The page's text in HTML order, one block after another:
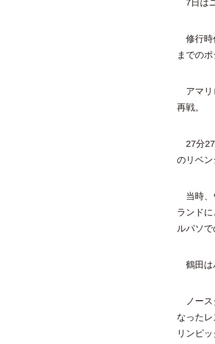
7日は
修行時
までの
アマリ
再戦。
27分27
のリベン
当時、
ランド
ルパソ
鶴田は
ノース
なった
リンピ